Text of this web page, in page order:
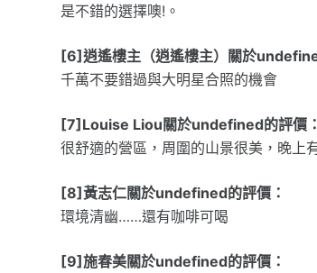
是不錯的選擇噢!。
[6]逍遙樓主（逍遙樓主）關於
千萬不要錯過與大明星合照的機會
[7]Louise Liou關於undefined的評價：
很舒適的營區，周圍的山景很美，晚上
[8]黃志仁關於undefined的評價：
環境清幽……還有咖啡可喝
[9]施春美關於undefined的評價：